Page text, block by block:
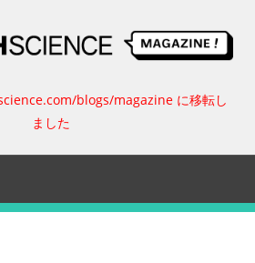
ス
イ
ッ
blogs/magazine に移転し
ました